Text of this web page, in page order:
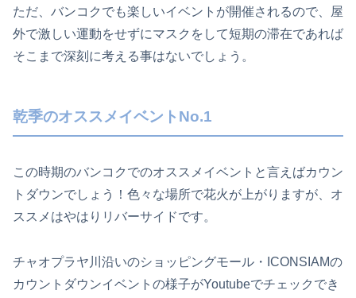
ただ、バンコクでも楽しいイベントが開催されるので、屋
外で激しい運動をせずにマスクをして短期の滞在であれば
そこまで深刻に考える事はないでしょう。
乾季のオススメイベントNo.1
この時期のバンコクでのオススメイベントと言えばカウン
トダウンでしょう！色々な場所で花火が上がりますが、オ
ススメはやはりリバーサイドです。
チャオプラヤ川沿いのショッピングモール・ICONSIAMの
カウントダウンイベントの様子がYoutubeでチェックでき